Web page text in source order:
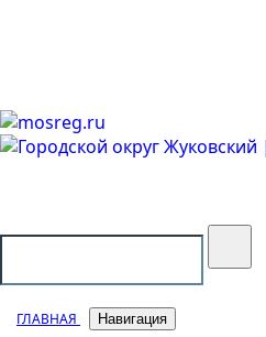
ГЛАВНАЯ Навигация